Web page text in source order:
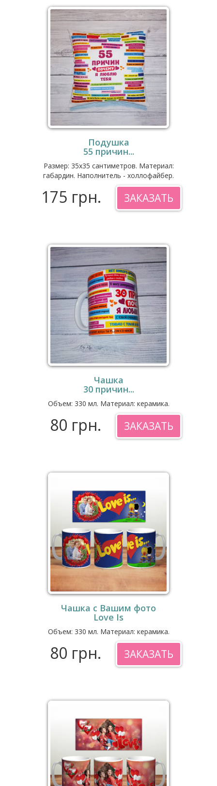
Подушка
55 причин...
Размер: 35x35 сантиметров. Материал:
габардин. Наполнитель - холлофайбер.
175 грн. ЗАКАЗАТЬ
Чашка
30 причин...
Объем: 330 мл. Материал: керамика.
80 грн. ЗАКАЗАТЬ
Чашка с Вашим фото
Love Is
Объем: 330 мл. Материал: керамика.
80 грн. ЗАКАЗАТЬ